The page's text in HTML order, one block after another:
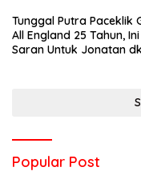
Tunggal Putra Paceklik
All England 25 Tahun, Ini
Saran Untuk Jonatan
Popular Post